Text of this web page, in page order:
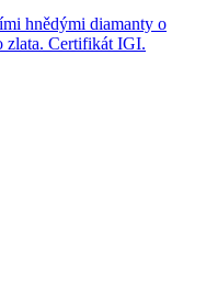
hnědými diamanty o
zlata. Certifikát IGI.